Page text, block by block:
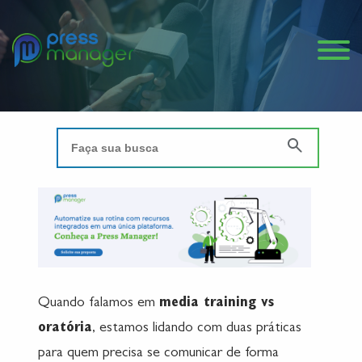
Quando falamos em media training vs
oratória, estamos lidando com duas práticas
para quem precisa se comunicar de forma